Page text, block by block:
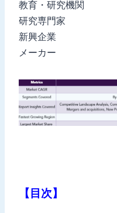
教育・研究機関
研究専門家
新興企業
メーカー
【目次】